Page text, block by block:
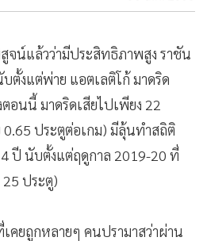
จน์แล้วว่ามีประสิทธิภาพสูง ราชัน
ตั้งแต่พ่าย แอตเลติโก้ มาดริด
อนนี้ มาดริดเสียไปเพียง 22
0.65 ประตูต่อเกม) มีลุ้นทำสถิติ
ปี นับตั้งแต่ฤดูกาล 2019-20 ที่
ประตู)
คยถูกหลายๆ คนปรามาสว่าผ่าน